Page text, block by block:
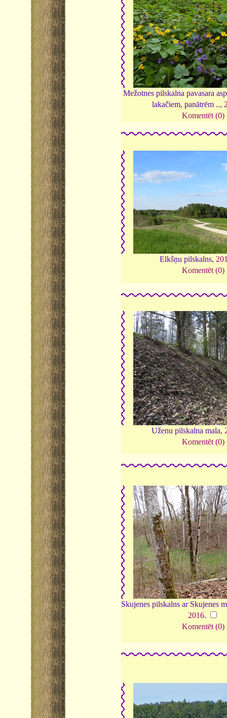
Mežotnes pilskalna pavasara
lakačiem, panātrēm ..,
Komentēt (0)
Elkšņu pilskalns,
Komentēt (0)
Uženu pilskalna mala,
Komentēt (0)
Skujenes pilskalns ar Skujenes
2016.
Komentēt (0)